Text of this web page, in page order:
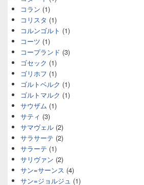
コラン (1)
コリスタ (1)
コルンゴルト (1)
コーツ (1)
コープランド (3)
ゴセック (1)
ゴリホフ (1)
ゴルトベルク (1)
ゴルトマルク (1)
サウザム (1)
サティ (3)
サマヴェル (2)
サラサーテ (2)
サラーテ (1)
サリヴァン (2)
サン=サーンス (4)
サン=ジョルジュ (1)